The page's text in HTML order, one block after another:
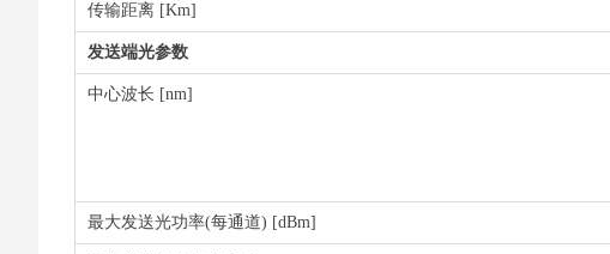
传输距离 [Km]
发送端光参数
中心波长 [nm]
最大发送光功率(每通道) [dBm]